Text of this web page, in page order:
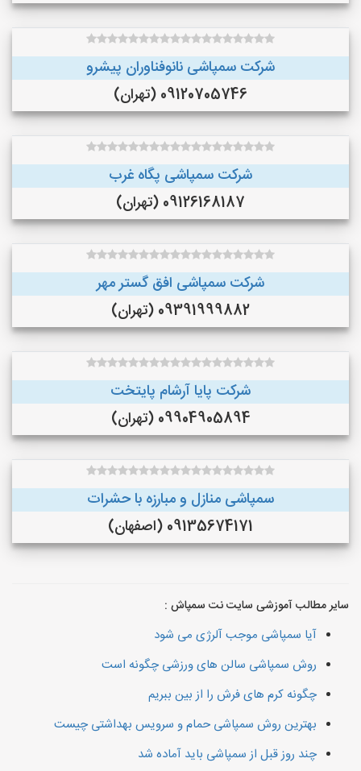
شرکت سمپاشی نانوفناوران پیشرو
09120705746 (تهران)
شرکت سمپاشی پگاه غرب
09126168187 (تهران)
شرکت سمپاشی افق گستر مهر
09391999882 (تهران)
شرکت پایا آرشام پایتخت
09904905894 (تهران)
سمپاشی منازل و مبارزه با حشرات
09135674171 (اصفهان)
سایر مطالب آموزشی سایت نت سمپاش :
آیا سمپاشی موجب آلرژی می شود
روش سمپاشی سالن های ورزشی چگونه است
چگونه کرم های فرش را از بین ببریم
بهترین روش سمپاشی حمام و سرویس بهداشتی چیست
چند روز قبل از سمپاشی باید آماده شد